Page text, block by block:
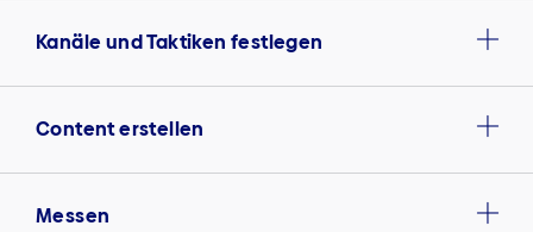
Kanäle und Taktiken festlegen
Content erstellen
Messen